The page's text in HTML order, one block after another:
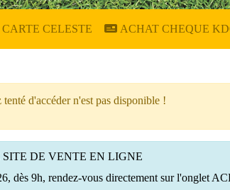
CELESTE ACHAT CHEQUE
d'accéder n'est pas disponible !
DE VENTE EN LIGNE
dès 9h, rendez-vous directement sur l'onglet